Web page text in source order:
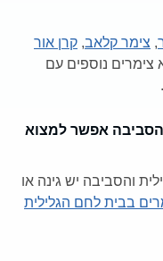
, צימר קלאב, קרן אור
צימרים נוספים עם
אפשר למצוא
והסביבה יש גינה או
בבית לחם הגלילית